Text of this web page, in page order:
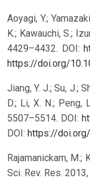
Aoyagi, Y.;
K.; Kawauchi, S.;
4429–4432. DOI:
https://doi.org/
Jiang, Y. J.; Su, J.;
D.; Li, X. N.; Peng,
5507–5514. DOI:
DOI: https://
Rajamanickam, M.;
Sci. Rev. Res.